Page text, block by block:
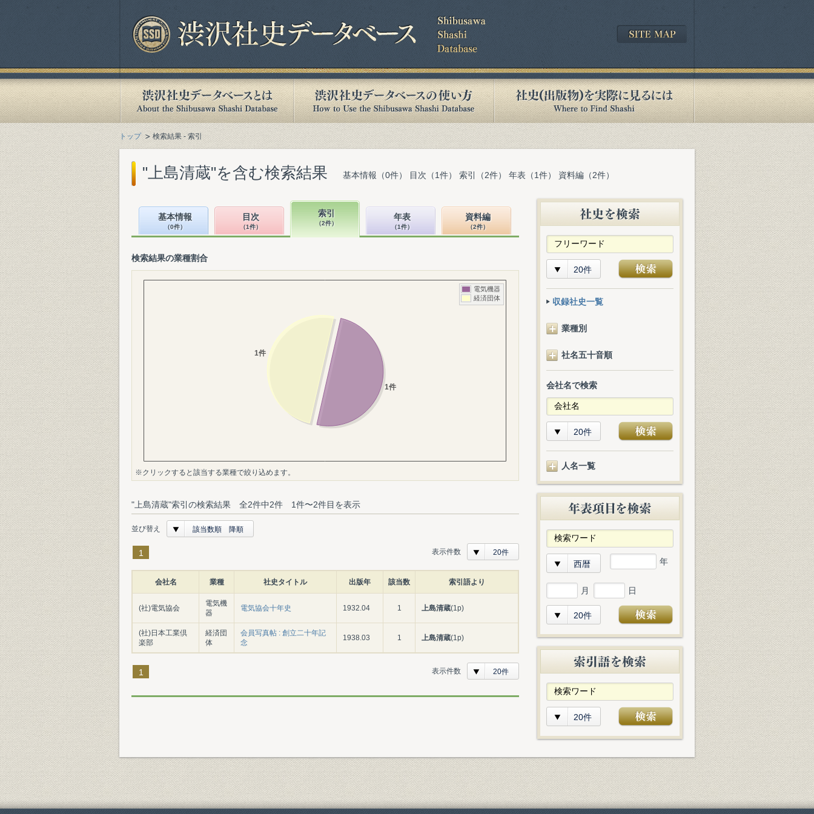
トップ 検索結果 - 索引
"上島清蔵"を含む検索結果 基本情報（0件） 目次（1件） 索引（2件） 年表（1件） 資料編（2件）
基本情報
（0件）
目次
（1件）
索引
（2件）
年表
（1件）
資料編
（2件）
検索結果の業種割合
※クリックすると該当する業種で絞り込めます。
"上島清蔵"索引の検索結果 全2件中2件 1件〜2件目を表示
並び替え 該当数順 降順
1 表示件数 20件
会社名 業種 社史タイトル 出版年 該当数 索引語より
(社)電気協会
電気機
器
電気協会十年史 1932.04 1 上島清蔵(1p)
(社)日本工業倶
楽部
経済団
体
会員写真帖 : 創立二十年記
念
1938.03 1 上島清蔵(1p)
1 表示件数 20件
20件
収録社史一覧
業種別
社名五十音順
会社名で検索
20件
人名一覧
西暦 年
月 日
20件
20件